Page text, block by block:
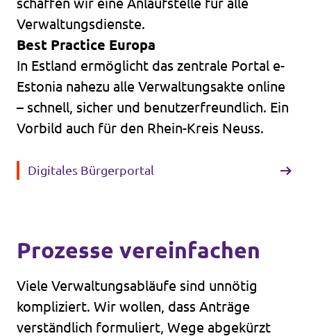
Transparenz
Datenschutz
Impressum
Verwaltungsdienste.
Best Practice Europa
In Estland ermöglicht das zentrale Portal e-
Estonia nahezu alle Verwaltungsakte online
– schnell, sicher und benutzerfreundlich. Ein
Vorbild auch für den Rhein-Kreis Neuss.
Digitales Bürgerportal
Prozesse vereinfachen
Viele Verwaltungsabläufe sind unnötig
kompliziert. Wir wollen, dass Anträge
verständlich formuliert, Wege abgekürzt